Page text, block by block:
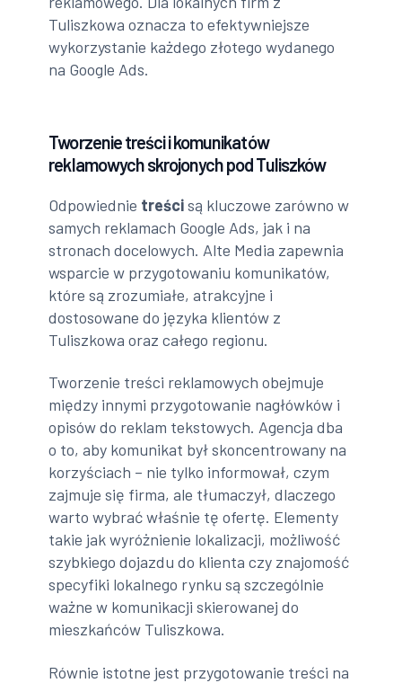
Tuliszkowa oznacza to efektywniejsze
wykorzystanie każdego złotego wydanego
na Google Ads.
Tworzenie treści i komunikatów
reklamowych skrojonych pod Tuliszków
Odpowiednie treścisą kluczowe zarówno w
samych reklamach Google Ads, jak i na
stronach docelowych. Alte Media zapewnia
wsparcie w przygotowaniu komunikatów,
które są zrozumiałe, atrakcyjne i
dostosowane do języka klientów z
Tuliszkowa oraz całego regionu.
Tworzenie treści reklamowych obejmuje
między innymi przygotowanie nagłówków i
opisów do reklam tekstowych. Agencja dba
o to, aby komunikat był skoncentrowany na
korzyściach – nie tylko informował, czym
zajmuje się firma, ale tłumaczył, dlaczego
warto wybrać właśnie tę ofertę. Elementy
takie jak wyróżnienie lokalizacji, możliwość
szybkiego dojazdu do klienta czy znajomość
specyfiki lokalnego rynku są szczególnie
ważne w komunikacji skierowanej do
mieszkańców Tuliszkowa.
Równie istotne jest przygotowanie treści na